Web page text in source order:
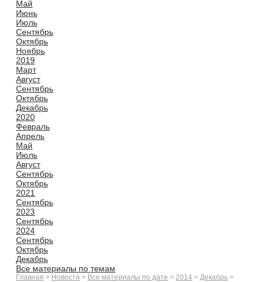
Май
Июнь
Июль
Сентябрь
Октябрь
Ноябрь
2019
Март
Август
Сентябрь
Октябрь
Декабрь
2020
Февраль
Апрель
Май
Июль
Август
Сентябрь
Октябрь
2021
Сентябрь
2023
Сентябрь
2024
Сентябрь
Октябрь
Декабрь
Все материалы по темам
Главная > Новости > Все материалы по дате > 2014 > Декабрь >